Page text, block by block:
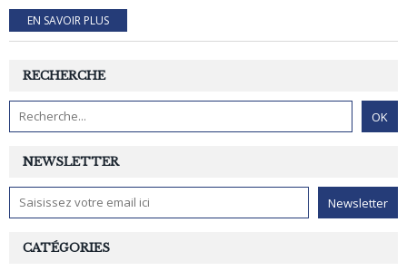
EN SAVOIR PLUS
NEWSLETTER
RECHERCHE
CATÉGORIES